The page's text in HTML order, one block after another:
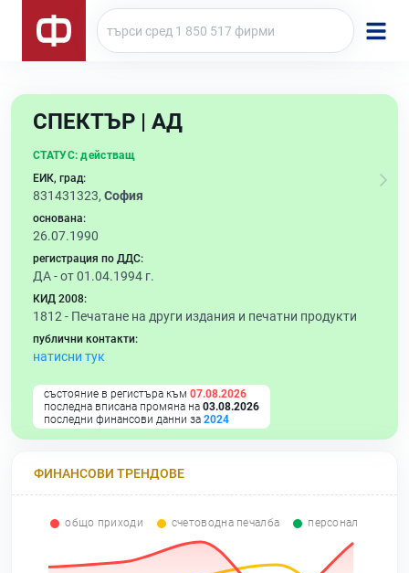
СПЕКТЪР | АД
СТАТУС: действащ
ЕИК, град:
831431323, София
основана:
26.07.1990
регистрация по ДДС:
ДА - от 01.04.1994 г.
КИД 2008:
1812 - Печатане на други издания и печатни продукти
публични контакти:
натисни тук
състояние в регистъра към 07.08.2026
последна вписана промяна на 03.08.2026
последни финансови данни за 2024
ФИНАНСОВИ ТРЕНДОВЕ
общо приходи счетоводна печалба персонал